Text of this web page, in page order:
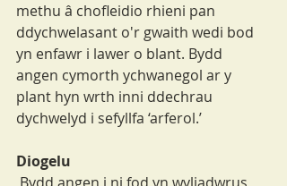
methu â chofleidio rhieni pan
ddychwelasant o'r gwaith wedi bod
yn enfawr i lawer o blant. Bydd
angen cymorth ychwanegol ar y
plant hyn wrth inni ddechrau
dychwelyd i sefyllfa ‘arferol.’
Diogelu